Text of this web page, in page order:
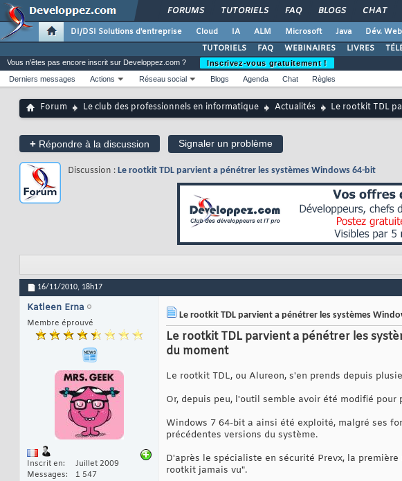
FORUMS TUTORIELS FAQ BLOGS CHAT
DI/DSI Solutions d'entreprise Cloud IA ALM Microsoft Java Dév. Web
TUTORIELS
FAQ WEBINAIRES LIVRES
Vous n'êtes pas encore inscrit sur Developpez.com ?
Inscrivez-vous gratuitement !
Derniers messages
Actions Réseau social Blogs Agenda Chat Règles
Forum Le club des professionnels en informatique Actualités Le rootkit TDL
+ Répondre à la discussion Signaler un problème
Discussion : Le rootkit TDL parvient a pénétrer les systèmes Windows 64-bit
16/11/2010, 18h17
Katleen Erna
Membre éprouvé
Inscrit en
Juillet 2009
Messages
1 547
Le rootkit TDL parvient a pénétrer les systèmes
Le rootkit TDL parvient a pénétrer les
du moment
Le rootkit TDL, ou Alureon, s'en prends depuis
Or, depuis peu, l'outil semble avoir été modifié
Windows 7 64-bit a ainsi été exploité, malgré ses
précédentes versions du système.
D'après le spécialiste en sécurité Prevx, la
rootkit jamais vu".